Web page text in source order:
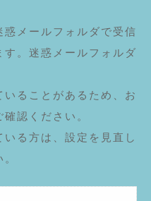
メールフォルダで受信
す。迷惑メールフォルダ
ることがあるため、お
認ください。
る方は、設定を見直し